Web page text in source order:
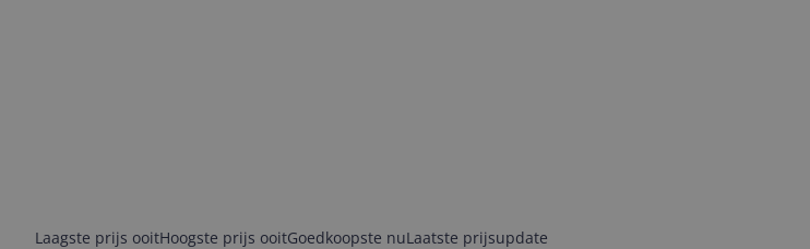
Laagste prijs ooitHoogste prijs ooitGoedkoopste nuLaatste prijsupdate